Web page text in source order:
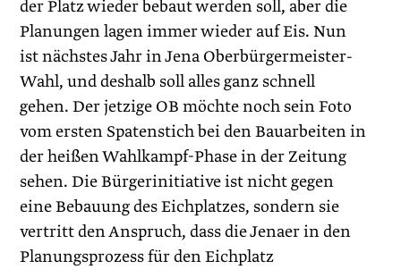
der Platz wieder bebaut werden soll, aber die
Planungen lagen immer wieder auf Eis. Nun
ist nächstes Jahr in Jena Oberbürgermeister-
Wahl, und deshalb soll alles ganz schnell
gehen. Der jetzige OB möchte noch sein Foto
vom ersten Spatenstich bei den Bauarbeiten in
der heißen Wahlkampf-Phase in der Zeitung
sehen. Die Bürgerinitiative ist nicht gegen
eine Bebauung des Eichplatzes, sondern sie
vertritt den Anspruch, dass die Jenaer in den
Planungsprozess für den Eichplatz